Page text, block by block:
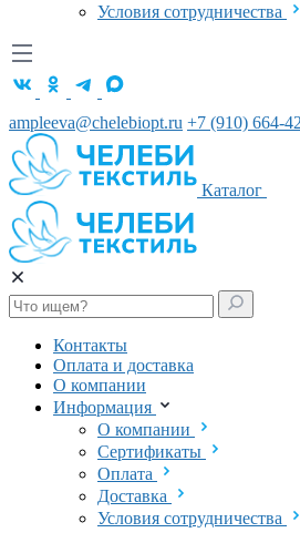
Условия сотрудничества
ampleeva@chelebiopt.ru +7 (910) 664-
Каталог
Контакты
Оплата и доставка
О компании
Информация
О компании
Сертификаты
Оплата
Доставка
Условия сотрудничества